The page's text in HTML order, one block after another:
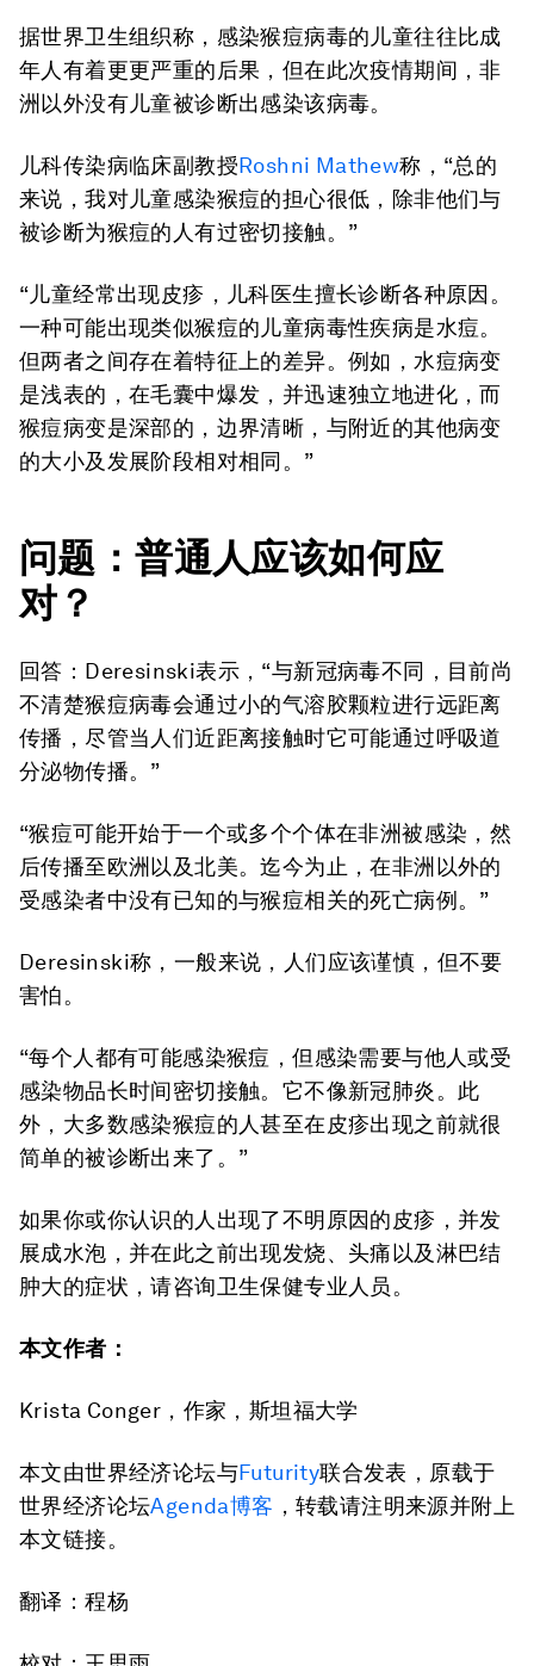
据世界卫生组织称，感染猴痘病毒的儿童往往比成
年人有着更更严重的后果，但在此次疫情期间，非
洲以外没有儿童被诊断出感染该病毒。
儿科传染病临床副教授Roshni Mathew称，“总的
来说，我对儿童感染猴痘的担心很低，除非他们与
被诊断为猴痘的人有过密切接触。”
“儿童经常出现皮疹，儿科医生擅长诊断各种原因。
一种可能出现类似猴痘的儿童病毒性疾病是水痘。
但两者之间存在着特征上的差异。例如，水痘病变
是浅表的，在毛囊中爆发，并迅速独立地进化，而
猴痘病变是深部的，边界清晰，与附近的其他病变
的大小及发展阶段相对相同。”
问题：普通人应该如何应
对？
回答：Deresinski表示，“与新冠病毒不同，目前尚
不清楚猴痘病毒会通过小的气溶胶颗粒进行远距离
传播，尽管当人们近距离接触时它可能通过呼吸道
分泌物传播。”
“猴痘可能开始于一个或多个个体在非洲被感染，然
后传播至欧洲以及北美。迄今为止，在非洲以外的
受感染者中没有已知的与猴痘相关的死亡病例。”
Deresinski称，一般来说，人们应该谨慎，但不要
害怕。
“每个人都有可能感染猴痘，但感染需要与他人或受
感染物品长时间密切接触。它不像新冠肺炎。此
外，大多数感染猴痘的人甚至在皮疹出现之前就很
简单的被诊断出来了。”
如果你或你认识的人出现了不明原因的皮疹，并发
展成水泡，并在此之前出现发烧、头痛以及淋巴结
肿大的症状，请咨询卫生保健专业人员。
本文作者：
Krista Conger，作家，斯坦福大学
本文由世界经济论坛与Futurity联合发表，原载于
世界经济论坛Agenda博客 ，转载请注明来源并附上
本文链接。
翻译：程杨